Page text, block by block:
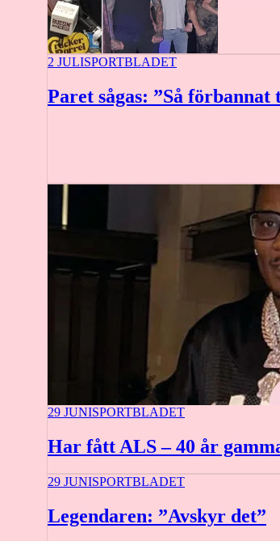
2 JULISPORTBLADET
Paret sågas: ”Så förbannat
29 JUNISPORTBLADET
Har fått ALS – 40 år
29 JUNISPORTBLADET
Legendaren: ”Avskyr det”